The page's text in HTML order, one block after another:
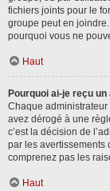
fichiers joints pour le
groupe peut en
pourquoi vous ne
Haut
Pourquoi ai-je reçu
Chaque
avez dérogé à une
c’est la décision de
par les avertissements
comprenez pas les
Haut